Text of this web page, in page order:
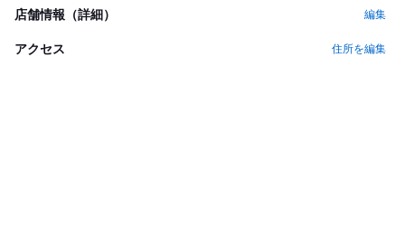
店舗情報（詳細） 編集
アクセス 住所を編集